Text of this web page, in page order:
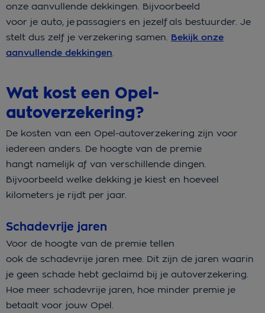
onze aanvullende dekkingen. Bijvoorbeeld
voor je auto, je passagiers en jezelf als bestuurder. Je
stelt dus zelf je verzekering samen. Bekijk onze
aanvullende dekkingen
Wat kost een Opel-
autoverzekering?
De kosten van een Opel-autoverzekering zijn voor
iedereen anders. De hoogte van de premie
hangt namelijk af van verschillende dingen.
Bijvoorbeeld welke dekking je kiest en hoeveel
kilometers je rijdt per jaar.
Schadevrije jaren
Voor de hoogte van de premie tellen
ook de schadevrije jaren mee. Dit zijn de jaren waarin
je geen schade hebt geclaimd bij je autoverzekering.
Hoe meer schadevrije jaren, hoe minder premie je
betaalt voor jouw Opel.